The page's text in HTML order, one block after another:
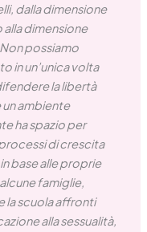
dalla dimensione
alla dimensione
possiamo
in un’unica volta
la libertà
un ambiente
ha spazio per
di crescita
base alle proprie
famiglie,
la scuola affronti
alla sessualità,